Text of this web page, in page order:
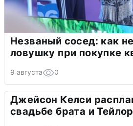
Незваный сосед: как
ловушку при покупке
9 августа 0
Джейсон Келси
свадьбе брата и